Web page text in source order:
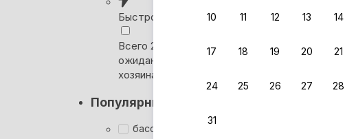
10 11 12 13 14
17 18 19 20 21
24 25 26 27 28
31
Быстрое бронирование
Всего 2 минуты, без
ожидания ответа от
хозяина
Популярные фильтры
бассейн
Суперхозяин